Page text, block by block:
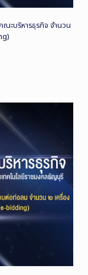
ณะบริหารธุรกิจ จำนวน